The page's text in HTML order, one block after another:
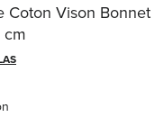
Coton Vison Bonnet
cm